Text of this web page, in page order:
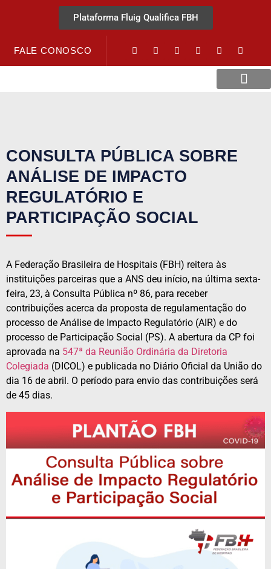
Plataforma Fluig Qualifica FBH
FALE CONOSCO
CONSULTA PÚBLICA SOBRE
ANÁLISE DE IMPACTO
REGULATÓRIO E
PARTICIPAÇÃO SOCIAL
A Federação Brasileira de Hospitais (FBH) reitera às
instituições parceiras que a ANS deu início, na última sexta-
feira, 23, à Consulta Pública nº 86, para receber
contribuições acerca da proposta de regulamentação do
processo de Análise de Impacto Regulatório (AIR) e do
processo de Participação Social (PS). A abertura da CP foi
aprovada na 547ª da Reunião Ordinária da Diretoria
Colegiada (DICOL) e publicada no Diário Oficial da União do
dia 16 de abril. O período para envio das contribuições será
de 45 dias.